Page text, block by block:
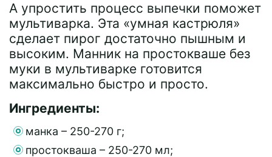
А упростить процесс выпечки поможет
мультиварка. Эта «умная кастрюля»
сделает пирог достаточно пышным и
высоким. Манник на простокваше без
муки в мультиварке готовится
максимально быстро и просто.
Ингредиенты:
манка – 250-270 г;
простокваша – 250-270 мл;